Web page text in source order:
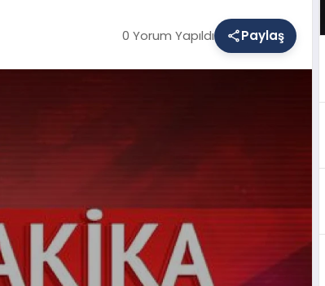
0 Yorum Yapıldı Paylaş